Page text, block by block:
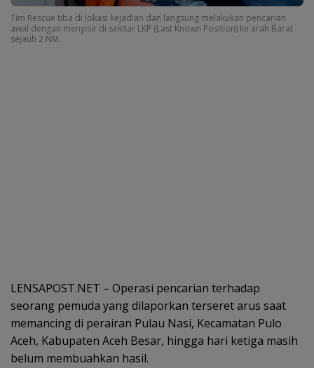
Tim Rescue tiba di lokasi kejadian dan langsung melakukan pencarian
awal dengan menyisir di sekitar LKP (Last Known Position) ke arah Barat
sejauh 2 NM.
LENSAPOST.NET – Operasi pencarian terhadap
seorang pemuda yang dilaporkan terseret arus saat
memancing di perairan Pulau Nasi, Kecamatan Pulo
Aceh, Kabupaten Aceh Besar, hingga hari ketiga masih
belum membuahkan hasil.